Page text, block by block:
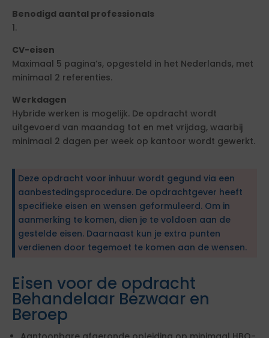
Benodigd aantal professionals
1.
CV-eisen
Maximaal 5 pagina’s, opgesteld in het Nederlands, met
minimaal 2 referenties.
Werkdagen
Hybride werken is mogelijk. De opdracht wordt
uitgevoerd van maandag tot en met vrijdag, waarbij
minimaal 2 dagen per week op kantoor wordt gewerkt.
Deze opdracht voor inhuur wordt gegund via een
aanbestedingsprocedure. De opdrachtgever heeft
specifieke eisen en wensen geformuleerd. Om in
aanmerking te komen, dien je te voldoen aan de
gestelde eisen. Daarnaast kun je extra punten
verdienen door tegemoet te komen aan de wensen.
Eisen voor de opdracht
Behandelaar Bezwaar en
Beroep